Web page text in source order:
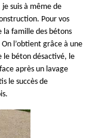
suis à même de
Pour vos
la famille des bétons
l’obtient grâce à une
le béton désactivé, le
après un lavage
le succès de